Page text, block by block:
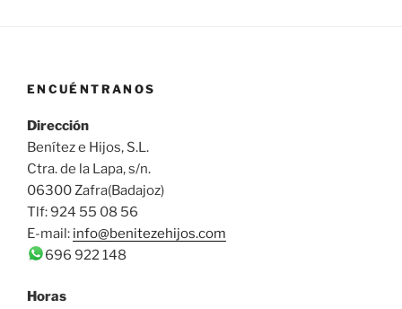
ENCUÉNTRANOS
Dirección
Benítez e Hijos, S.L.
Ctra. de la Lapa, s/n.
06300 Zafra(Badajoz)
Tlf: 924 55 08 56
E-mail: info@benitezehijos.com
696 922 148
Horas